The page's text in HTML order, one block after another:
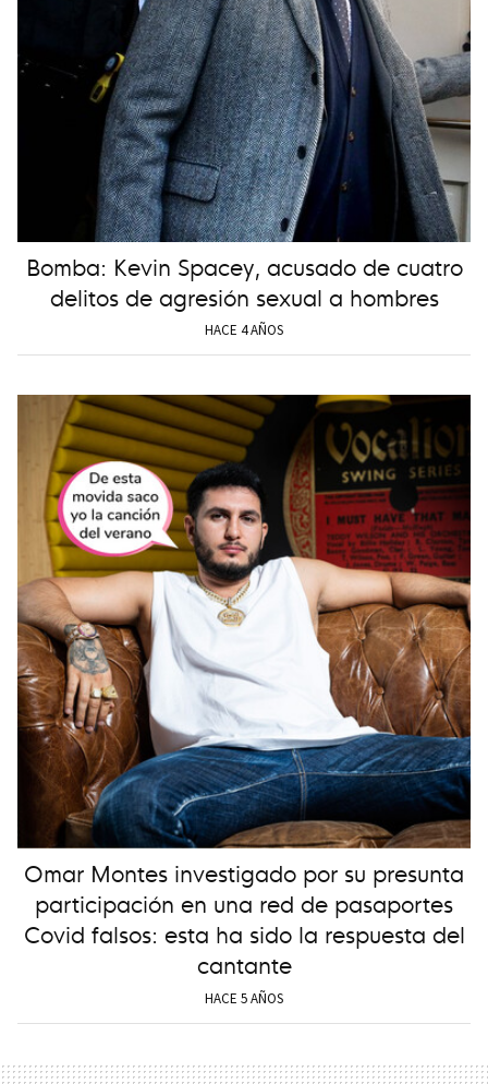
Bomba: Kevin Spacey, acusado de cuatro
delitos de agresión sexual a hombres
HACE 4 AÑOS
Omar Montes investigado por su presunta
participación en una red de pasaportes
Covid falsos: esta ha sido la respuesta del
cantante
HACE 5 AÑOS